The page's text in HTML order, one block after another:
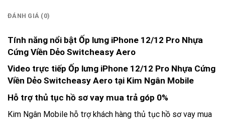
ĐÁNH GIÁ (0)
Tính năng nổi bật Ốp lưng iPhone 12/12 Pro Nhựa
Cứng Viền Dẻo Switcheasy Aero
Video trực tiếp Ốp lưng iPhone 12/12 Pro Nhựa Cứng
Viền Dẻo Switcheasy Aero tại Kim Ngân Mobile
Hỗ trợ thủ tục hồ sơ vay mua trả góp 0%
Kim Ngân Mobile hỗ trợ khách hàng thủ tục hồ sơ vay mua